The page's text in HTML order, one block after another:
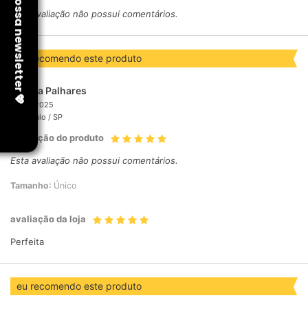
Esta avaliação não possui comentários.
eu recomendo este produto
Marina Palhares
27/06/2025
São Paulo / SP
avaliação do produto
Esta avaliação não possui comentários.
Tamanho: Único
avaliação da loja
Perfeita
eu recomendo este produto